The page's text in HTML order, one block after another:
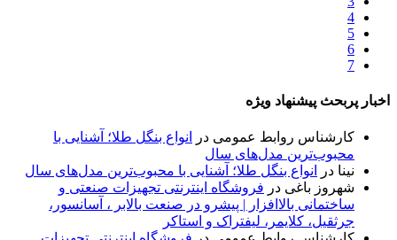
4
5
6
7
اخبار پربحث پیشنهاد ویژه
کارشناس روابط عمومی در
انواع بنگل طلا؛ آشنایی با
محبوب‌ترین مدل‌های سال
نینا در
انواع بنگل طلا؛ آشنایی با محبوب‌ترین مدل‌های سال
شهروز باغی در فروشگاه اینترنتی تجهیزات صنعتی و
ساختمانی بالاافزار | پیشرو در صنعت بالابر ، آسانسور،
جرثقیل، کلایمر، لیفتراک و استاکر